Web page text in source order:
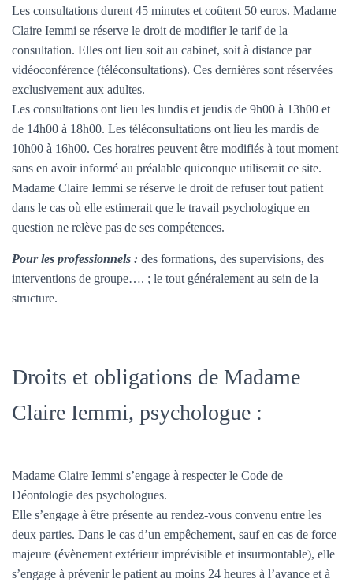
Les consultations durent 45 minutes et coûtent 50 euros. Madame
Claire Iemmi se réserve le droit de modifier le tarif de la
consultation. Elles ont lieu soit au cabinet, soit à distance par
vidéoconférence (téléconsultations). Ces dernières sont réservées
exclusivement aux adultes.
Les consultations ont lieu les lundis et jeudis de 9h00 à 13h00 et
de 14h00 à 18h00. Les téléconsultations ont lieu les mardis de
10h00 à 16h00. Ces horaires peuvent être modifiés à tout moment
sans en avoir informé au préalable quiconque utiliserait ce site.
Madame Claire Iemmi se réserve le droit de refuser tout patient
dans le cas où elle estimerait que le travail psychologique en
question ne relève pas de ses compétences.
Pour les professionnels : des formations, des supervisions, des
interventions de groupe…. ; le tout généralement au sein de la
structure.
Droits et obligations de Madame
Claire Iemmi, psychologue :
Madame Claire Iemmi s’engage à respecter le Code de
Déontologie des psychologues.
Elle s’engage à être présente au rendez-vous convenu entre les
deux parties. Dans le cas d’un empêchement, sauf en cas de force
majeure (évènement extérieur imprévisible et insurmontable), elle
s’engage à prévenir le patient au moins 24 heures à l’avance et à